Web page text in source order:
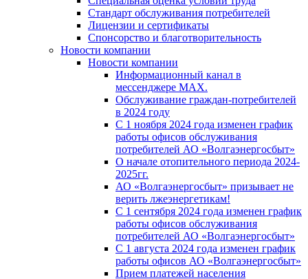
Стандарт обслуживания потребителей
Лицензии и сертификаты
Спонсорство и благотворительность
Новости компании
Новости компании
Информационный канал в
мессенджере MAX.
Обслуживание граждан-потребителей
в 2024 году
С 1 ноября 2024 года изменен график
работы офисов обслуживания
потребителей АО «Волгаэнергосбыт»
О начале отопительного периода 2024-
2025гг.
АО «Волгаэнергосбыт» призывает не
верить лжеэнергетикам!
С 1 сентября 2024 года изменен график
работы офисов обслуживания
потребителей АО «Волгаэнергосбыт»
С 1 августа 2024 года изменен график
работы офисов АО «Волгаэнергосбыт»
Прием платежей населения